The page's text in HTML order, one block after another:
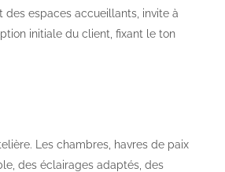
des espaces accueillants, invite à
initiale du client, fixant le ton
Les chambres, havres de paix
des éclairages adaptés, des